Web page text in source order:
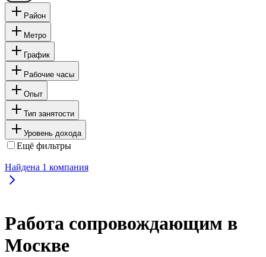
Район
Метро
График
Рабочие часы
Опыт
Тип занятости
Уровень дохода
Ещё фильтры
Найдена 1 компания
Работа сопровождающим в
Москве